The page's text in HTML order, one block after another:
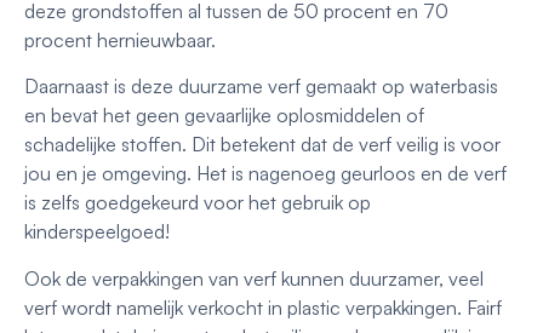
deze grondstoffen al tussen de 50 procent en 70
procent hernieuwbaar.
Daarnaast is deze duurzame verf gemaakt op waterbasis
en bevat het geen gevaarlijke oplosmiddelen of
schadelijke stoffen. Dit betekent dat de verf veilig is voor
jou en je omgeving. Het is nagenoeg geurloos en de verf
is zelfs goedgekeurd voor het gebruik op
kinderspeelgoed!
Ook de verpakkingen van verf kunnen duurzamer, veel
verf wordt namelijk verkocht in plastic verpakkingen. Fairf